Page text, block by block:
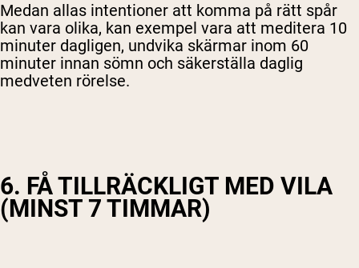
Medan allas intentioner att komma på rätt spår
kan vara olika, kan exempel vara att meditera 10
minuter dagligen, undvika skärmar inom 60
minuter innan sömn och säkerställa daglig
medveten rörelse.
6. FÅ TILLRÄCKLIGT MED VILA
(MINST 7 TIMMAR)